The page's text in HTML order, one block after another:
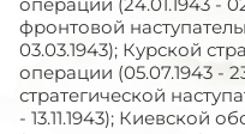
фронтовой
03.03.1943); Курской
операции (05.07.1943 -
стратегической
- 13.11.1943); Киевской